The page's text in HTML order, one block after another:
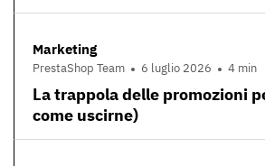
Marketing
PrestaShop Team 6 luglio 2026 4 min
La trappola delle promozioni
come uscirne)